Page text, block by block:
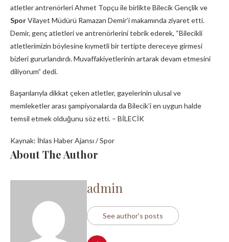
atletler antrenörleri Ahmet Topçu ile birlikte Bilecik Gençlik ve
SporVilayet Müdürü Ramazan Demir’i makamında ziyaret etti.
Demir, genç atletleri ve antrenörlerini tebrik ederek, “Bilecikli
atletlerimizin böylesine kıymetli bir tertipte dereceye girmesi
bizleri gururlandırdı. Muvaffakiyetlerinin artarak devam etmesini
diliyorum” dedi.
Başarılarıyla dikkat çeken atletler, gayelerinin ulusal ve
memleketler arası şampiyonalarda da Bilecik’i en uygun halde
temsil etmek olduğunu söz etti. – BİLECİK
Kaynak: İhlas Haber Ajansı / Spor
About The Author
admin
See author's posts